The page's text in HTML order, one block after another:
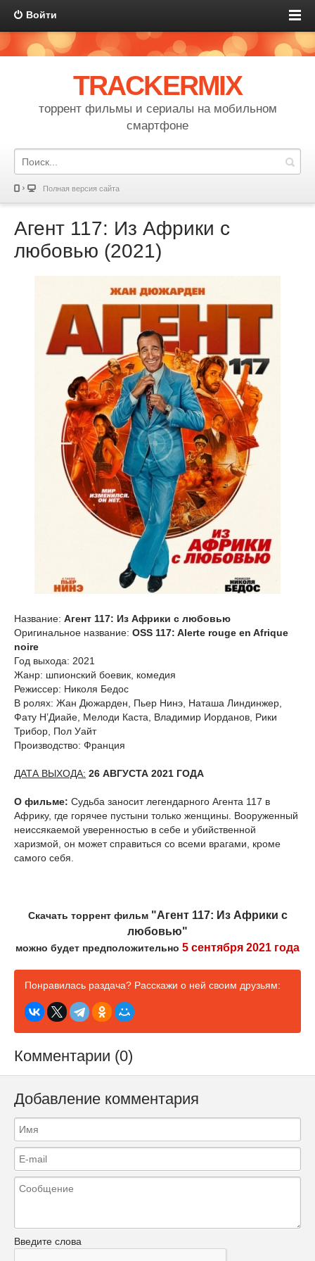
Войти
TRACKERMIX
торрент фильмы и сериалы на мобильном
смартфоне
Полная версия сайта
Агент 117: Из Африки с
любовью (2021)
Название: Агент 117: Из Африки с любовью
Оригинальное название: OSS 117: Alerte rouge en Afrique
noire
Год выхода: 2021
Жанр: шпионский боевик, комедия
Режиссер: Николя Бедос
В ролях: Жан Дюжарден, Пьер Нинэ, Наташа Линдинжер,
Фату Н’Диайе, Мелоди Каста, Владимир Иорданов, Рики
Трибор, Пол Уайт
Производство: Франция
ДАТА ВЫХОДА: 26 АВГУСТА 2021 ГОДА
О фильме: Судьба заносит легендарного Агента 117 в
Африку, где горячее пустыни только женщины. Вооруженный
неиссякаемой уверенностью в себе и убийственной
харизмой, он может справиться со всеми врагами, кроме
самого себя.
Скачать торрент фильм "Агент 117: Из Африки с
любовью"
можно будет предположительно 5 сентября 2021 года
Понравилась раздача? Расскажи о ней своим друзьям:
Комментарии (0)
Добавление комментария
Введите слова